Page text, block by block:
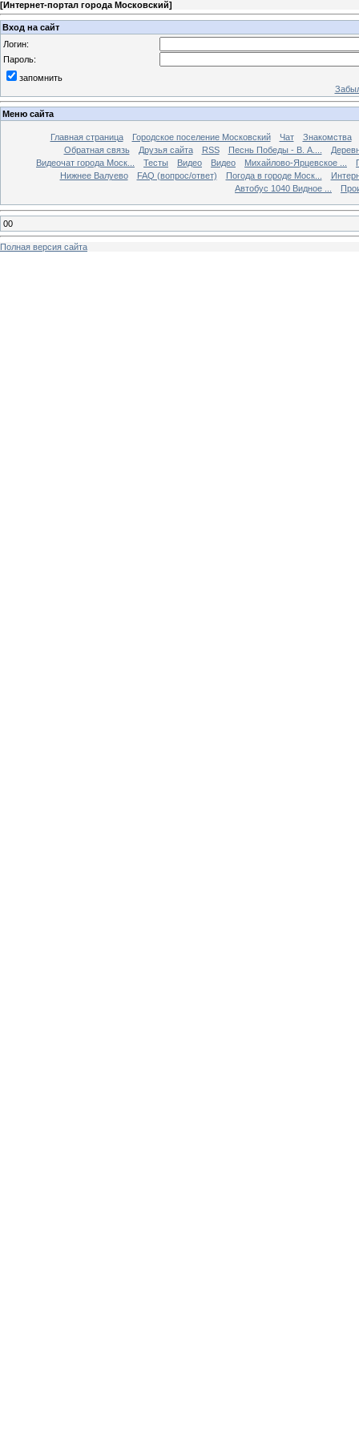
[Интернет-портал города Московский]
Вход на сайт
Логин:
Пароль:
запомнить
Меню сайта
Главная страница Городское поселение Московский Чат
Знакомства
Обратная связь
Друзья сайта RSS Песнь Победы - В. А....
Видеочат города Моск...
Тесты Видео Видео Михайлово-Ярцевское ...
Нижнее Валуево
FAQ (вопрос/ответ) Погода в городе Моск...
Автобус 1040 Видное ...
00
Полная версия сайта